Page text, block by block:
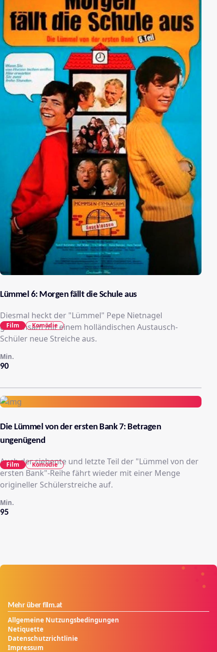
Lümmel 6: Morgen fällt die Schule aus
Diesmal heckt der "Lümmel" Pepe Nietnagel
gemeinsam mit einem holländischen Austausch-
Schüler neue Streiche aus.
90
Min.
Film Komödie
Die Lümmel von der ersten Bank 7: Betragen
ungenügend
Auch der siebente und letzte Teil der "Lümmel von der
ersten Bank"-Reihe fährt wieder mit einer Menge
origineller Schülerstreiche auf.
95
Min.
Film Komödie
Mehr über film.at
Allgemeine Nutzungsbedingungen
Netiquette
Datenschutzrichtlinie
Impressum